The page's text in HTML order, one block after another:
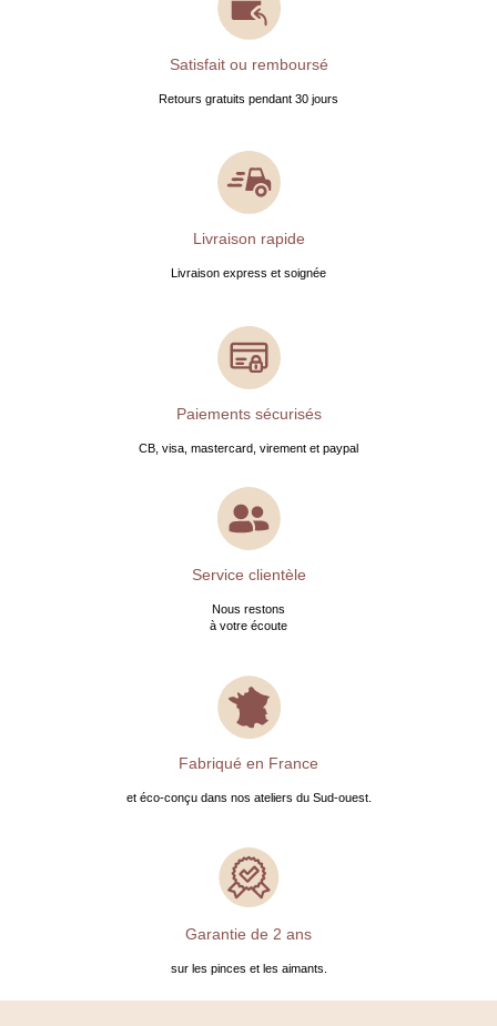
Satisfait ou remboursé
Retours gratuits pendant 30 jours
Livraison rapide
Livraison express et soignée
Paiements sécurisés
CB, visa, mastercard, virement et paypal
Service clientèle
Nous restons
à votre écoute
Fabriqué en France
et éco-conçu dans nos ateliers du Sud-ouest.
Garantie de 2 ans
sur les pinces et les aimants.